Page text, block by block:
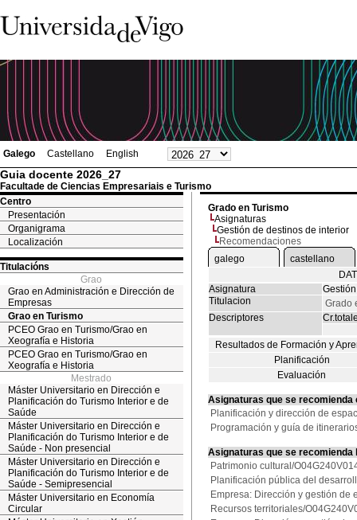
Galego Castellano English
Guia docente 2026_27
Facultade de Ciencias Empresariais e Turismo
Centro
Presentación
Organigrama
Localización
Titulacións
Grao
Grao en Administración e Dirección de
Empresas
Grao en Turismo
PCEO Grao en Turismo/Grao en
Xeografía e Historia
PCEO Grao en Turismo/Grao en
Xeografía e Historia
Mestrado
Máster Universitario en Dirección e
Planificación do Turismo Interior e de
Saúde
Máster Universitario en Dirección e
Planificación do Turismo Interior e de
Saúde - Non presencial
Máster Universitario en Dirección e
Planificación do Turismo Interior e de
Saúde - Semipresencial
Máster Universitario en Economía
Circular
Grado en Turismo
Asignaturas
Gestión de destinos de interior
Recomendaciones
galego
castellano
Asignatura
Titulacion
Grado
Descriptores
Resultados de Formación y
Planificación
Evaluación
Asignaturas que se
Planificación y dirección de
Programación y guía de
Asignaturas que se
Patrimonio cultural/
Planificación pública del
Empresa: Dirección y gestión de
Recursos territoriales/